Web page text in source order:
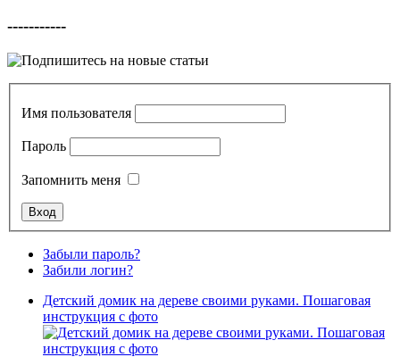
-----------
Имя пользователя
Пароль
Запомнить меня
Забыли пароль?
Забили логин?
Детский домик на дереве своими руками. Пошаговая
инструкция с фото